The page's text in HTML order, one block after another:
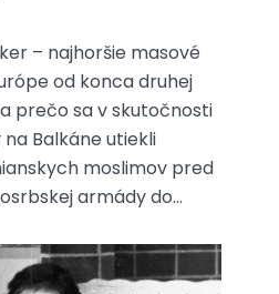
– najhoršie masové
od konca druhej
prečo sa v skutočnosti
Balkáne utiekli
moslimov pred
armády do...